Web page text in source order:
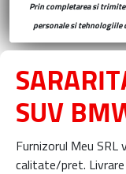
Prin completarea si
personale si tehnologiile
SUV
Furnizorul Meu SRL
calitate/pret.